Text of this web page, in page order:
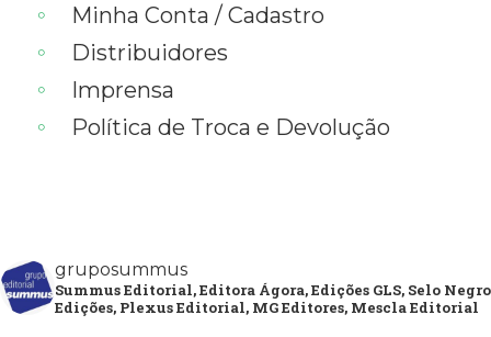
Minha Conta / Cadastro
Distribuidores
Imprensa
Política de Troca e Devolução
gruposummus
Summus Editorial, Editora Ágora, Edições GLS, Selo Negro
Edições, Plexus Editorial, MG Editores, Mescla Editorial